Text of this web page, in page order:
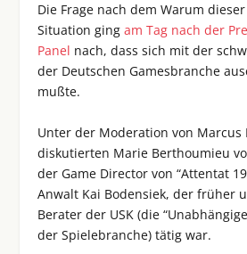
Die Frage nach dem Warum
Situation gingam Tag nach der
Panel nach, dass sich mit der
der Deutschen Gamesbranche
mußte.
Unter der Moderation von Marcus
diskutierten Marie Berthoumieu
der Game Director von “Attentat
Anwalt Kai Bodensiek, der früher
Berater der USK (die
der Spielebranche) tätig war.